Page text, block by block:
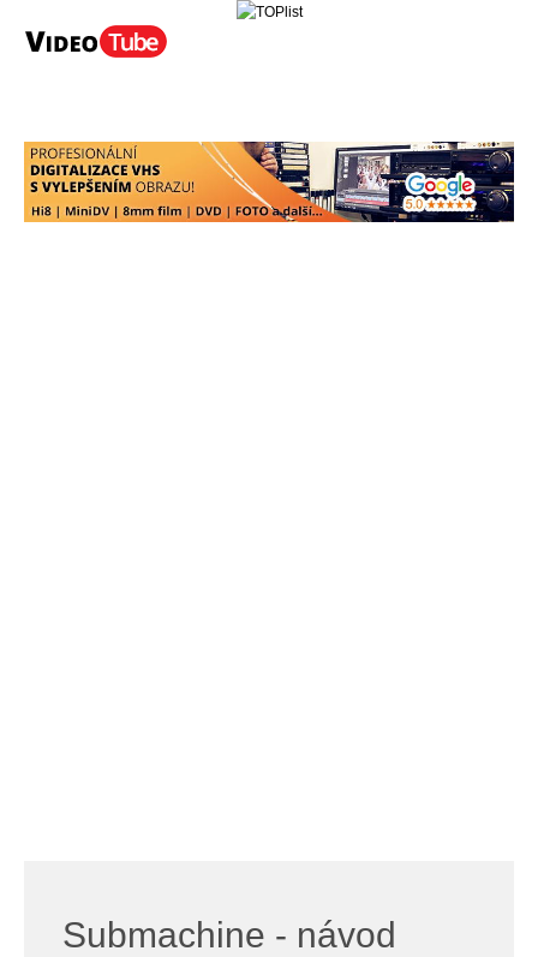
Submachine - návod